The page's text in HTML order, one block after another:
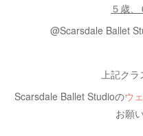
５歳
@Scarsdale Ballet
上記クラ
Scarsdale Ballet Studioのウ
お願